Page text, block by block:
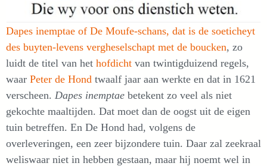
Dapes inemptae of De Moufe-schans, dat is de soeticheyt
des buyten-levens vergheselschapt met de boucken, zo
luidt de titel van het hofdicht van twintigduizend regels,
waar Peter de Hond twaalf jaar aan werkte en dat in 1621
verscheen. Dapes inemptae betekent zo veel als niet
gekochte maaltijden. Dat moet dan de oogst uit de eigen
tuin betreffen. En De Hond had, volgens de
overleveringen, een zeer bijzondere tuin. Daar zal zeekraal
weliswaar niet in hebben gestaan, maar hij noemt wel in